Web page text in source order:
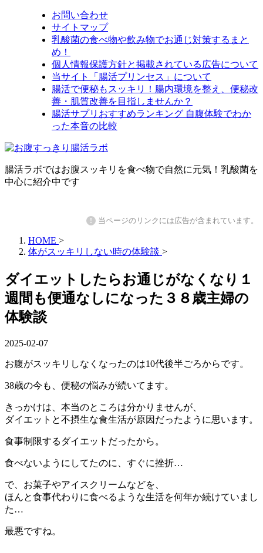
お問い合わせ
サイトマップ
乳酸菌の食べ物や飲み物でお通じ対策するまと
め！
個人情報保護方針と掲載されている広告について
当サイト「腸活プリンセス」について
腸活で便秘もスッキリ！腸内環境を整え、便秘改
善・肌質改善を目指しませんか？
腸活サプリおすすめランキング 自腹体験でわか
った本音の比較
腸活ラボではお腹スッキリを食べ物で自然に元気！乳酸菌を
中心に紹介中です
! 当ページのリンクには広告が含まれています。
HOME >
体がスッキリしない時の体験談 >
ダイエットしたらお通じがなくなり１
週間も便通なしになった３８歳主婦の
体験談
2025-02-07
お腹がスッキリしなくなったのは10代後半ごろからです。
38歳の今も、便秘の悩みが続いてます。
きっかけは、本当のところは分かりませんが、
ダイエットと不摂生な食生活が原因だったように思います。
食事制限するダイエットだったから。
食べないようにしてたのに、すぐに挫折…
で、お菓子やアイスクリームなどを、
ほんと食事代わりに食べるような生活を何年か続けていまし
た…
最悪ですね。